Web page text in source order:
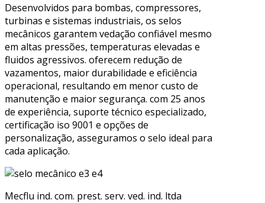
Desenvolvidos para bombas, compressores,
turbinas e sistemas industriais, os selos
mecânicos garantem vedação confiável mesmo
em altas pressões, temperaturas elevadas e
fluidos agressivos. oferecem redução de
vazamentos, maior durabilidade e eficiência
operacional, resultando em menor custo de
manutenção e maior segurança. com 25 anos
de experiência, suporte técnico especializado,
certificação iso 9001 e opções de
personalização, asseguramos o selo ideal para
cada aplicação.
Mecflu ind. com. prest. serv. ved. ind. ltda